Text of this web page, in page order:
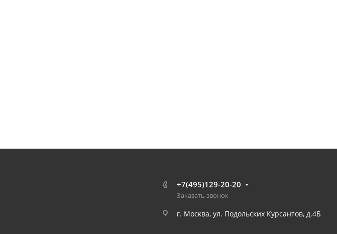
+7(495)129-20-20
Заказать звонок
г. Москва, ул. Подольских Курсантов, д.4Б